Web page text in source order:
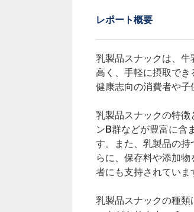
レポート概要
乳製品スナックは、
高く、手軽に摂取でき
健康志向の消費者や子
乳製品スナックの特徴
ンB群などが豊富に含
す。また、乳製品の
らに、保存料や添加
者にも支持されていま
乳製品スナックの種